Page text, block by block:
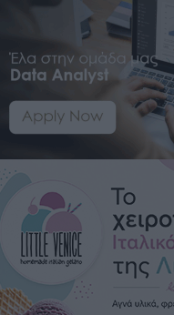
πριν 3 ώρες
Iατρικός Σύλλογος Ροδου
Γεωργιάδη: Στρατηγικές
την Ενίσχυση της
Νησιωτική Ελλάδα και στα
Τοπικές Ειδήσεις
Πάνθηρες: Ξεκίνησαν
την παρθενική “πτήση”
Αθλητικά• πριν 4 ώρες